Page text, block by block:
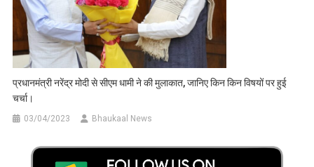
प्रधानमंत्री नरेंद्र मोदी से सीएम धामी ने की मुलाकात, जानिए किन किन विषयों पर हुई
चर्चा।
03/04/2023 Bhaukaal News